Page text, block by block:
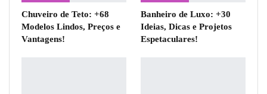
Chuveiro de Teto: +68
Modelos Lindos, Preços e
Vantagens!
Banheiro de Luxo: +30
Ideias, Dicas e Projetos
Espetaculares!